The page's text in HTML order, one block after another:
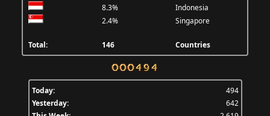
8.3%
Indonesia
2.4%
Singapore
Total: 146 Countries
Today:
494
Yesterday:
642